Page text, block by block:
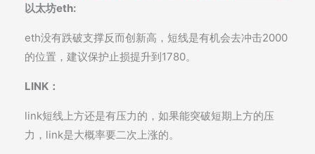
以太坊eth:
eth没有跌破支撑反而创新高，短线是有机会去冲击2000
的位置，建议保护止损提升到1780。
LINK：
link短线上方还是有压力的，如果能突破短期上方的压
力，link是大概率要二次上涨的。